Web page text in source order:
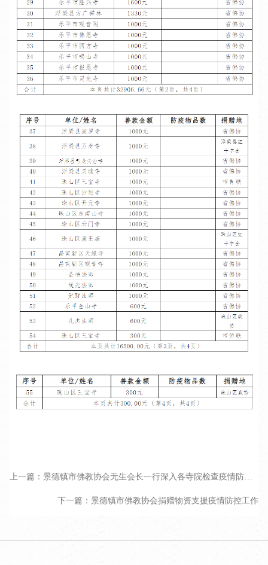
上一篇：景德镇市佛教协会无生会长一行深入各寺院检查疫情防控工作
下一篇：景德镇市佛教协会捐赠物资支援疫情防控工作